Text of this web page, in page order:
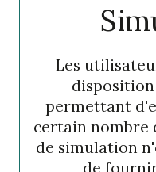
Les
permettant
certain nombre
de simulation